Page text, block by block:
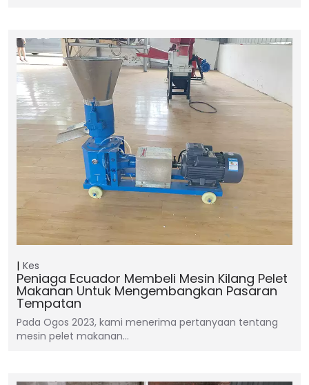
Kes
Peniaga Ecuador Membeli Mesin Kilang Pelet
Makanan Untuk Mengembangkan Pasaran
Tempatan
Pada Ogos 2023, kami menerima pertanyaan tentang
mesin pelet makanan…